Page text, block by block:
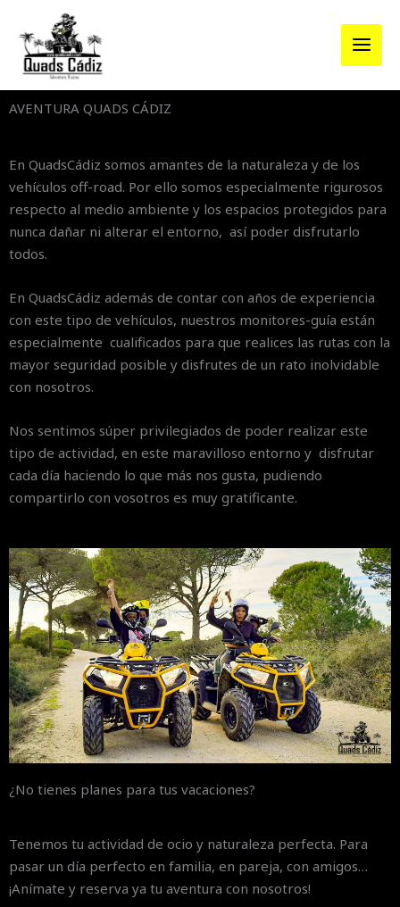
contenido
AVENTURA QUADS CÁDIZ
En QuadsCádiz somos amantes de la naturaleza y de los
vehículos off-road. Por ello somos especialmente rigurosos
respecto al medio ambiente y los espacios protegidos para
nunca dañar ni alterar el entorno, así poder disfrutarlo
todos.
En QuadsCádiz además de contar con años de experiencia
con este tipo de vehículos, nuestros monitores-guía están
especialmente cualificados para que realices las rutas con la
mayor seguridad posible y disfrutes de un rato inolvidable
con nosotros.
Nos sentimos súper privilegiados de poder realizar este
tipo de actividad, en este maravilloso entorno y disfrutar
cada día haciendo lo que más nos gusta, pudiendo
compartirlo con vosotros es muy gratificante.
¿No tienes planes para tus vacaciones?
Tenemos tu actividad de ocio y naturaleza perfecta. Para
pasar un día perfecto en familia, en pareja, con amigos…
¡Anímate y reserva ya tu aventura con nosotros!